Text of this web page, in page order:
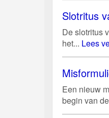
Slotritus
De slotritus
het... Lees
Een nieuw
begin van